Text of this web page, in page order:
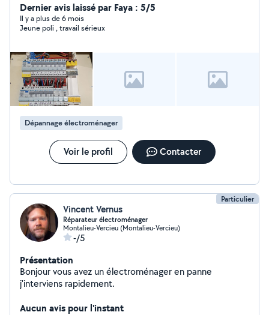
Dernier avis laissé par Faya : 5/5
Il y a plus de 6 mois
Jeune poli , travail sérieux
Dépannage électroménager
Voir le profil Contacter
Particulier
Vincent Vernus
Réparateur électroménager
Montalieu-Vercieu (Montalieu-Vercieu)
-/5
Présentation
Bonjour vous avez un électroménager en panne
j'interviens rapidement.
Aucun avis pour l'instant